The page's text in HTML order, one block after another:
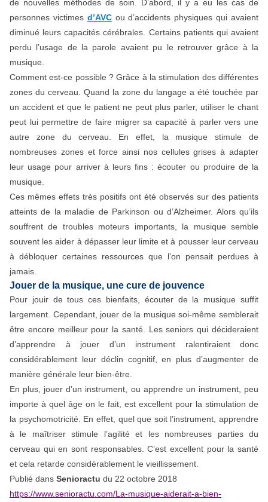
de nouvelles méthodes de soin. D’abord, il y a eu les cas de
personnes victimes d’AVCou d’accidents physiques qui avaient
diminué leurs capacités cérébrales. Certains patients qui avaient
perdu l’usage de la parole avaient pu le retrouver grâce à la
musique.
Comment est-ce possible ? Grâce à la stimulation des différentes
zones du cerveau. Quand la zone du langage a été touchée par
un accident et que le patient ne peut plus parler, utiliser le chant
peut lui permettre de faire migrer sa capacité à parler vers une
autre zone du cerveau. En effet, la musique stimule de
nombreuses zones et force ainsi nos cellules grises à adapter
leur usage pour arriver à leurs fins : écouter ou produire de la
musique.
Ces mêmes effets très positifs ont été observés sur des patients
atteints de la maladie de Parkinson ou d’Alzheimer. Alors qu’ils
souffrent de troubles moteurs importants, la musique semble
souvent les aider à dépasser leur limite et à pousser leur cerveau
à débloquer certaines ressources que l’on pensait perdues à
jamais.
Jouer de la musique, une cure de jouvence
Pour jouir de tous ces bienfaits, écouter de la musique suffit
largement. Cependant, jouer de la musique soi-même semblerait
être encore meilleur pour la santé. Les seniors qui décideraient
d’apprendre à jouer d’un instrument ralentiraient donc
considérablement leur déclin cognitif, en plus d’augmenter de
manière générale leur bien-être.
En plus, jouer d’un instrument, ou apprendre un instrument, peu
importe à quel âge on le fait, est excellent pour la stimulation de
la psychomotricité. En effet, quel que soit l’instrument, apprendre
à le maîtriser stimule l’agilité et les nombreuses parties du
cerveau qui en sont responsables. C’est excellent pour la santé
et cela retarde considérablement le vieillissement.
Publié dans Senioractu du 22 octobre 2018
https://www.senioractu.com/La-musique-aiderait-a-bien-